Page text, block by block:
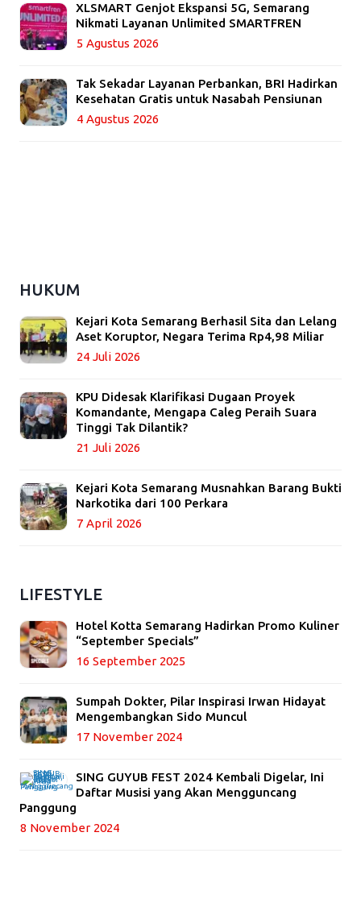
XLSMART Genjot Ekspansi 5G, Semarang
Nikmati Layanan Unlimited SMARTFREN
5 Agustus 2026
Tak Sekadar Layanan Perbankan, BRI Hadirkan
Kesehatan Gratis untuk Nasabah Pensiunan
4 Agustus 2026
HUKUM
Kejari Kota Semarang Berhasil Sita dan Lelang
Aset Koruptor, Negara Terima Rp4,98 Miliar
24 Juli 2026
KPU Didesak Klarifikasi Dugaan Proyek
Komandante, Mengapa Caleg Peraih Suara
Tinggi Tak Dilantik?
21 Juli 2026
Kejari Kota Semarang Musnahkan Barang Bukti
Narkotika dari 100 Perkara
7 April 2026
LIFESTYLE
Hotel Kotta Semarang Hadirkan Promo Kuliner
“September Specials”
16 September 2025
Sumpah Dokter, Pilar Inspirasi Irwan Hidayat
Mengembangkan Sido Muncul
17 November 2024
SING GUYUB FEST 2024 Kembali Digelar, Ini
Daftar Musisi yang Akan Mengguncang
Panggung
8 November 2024